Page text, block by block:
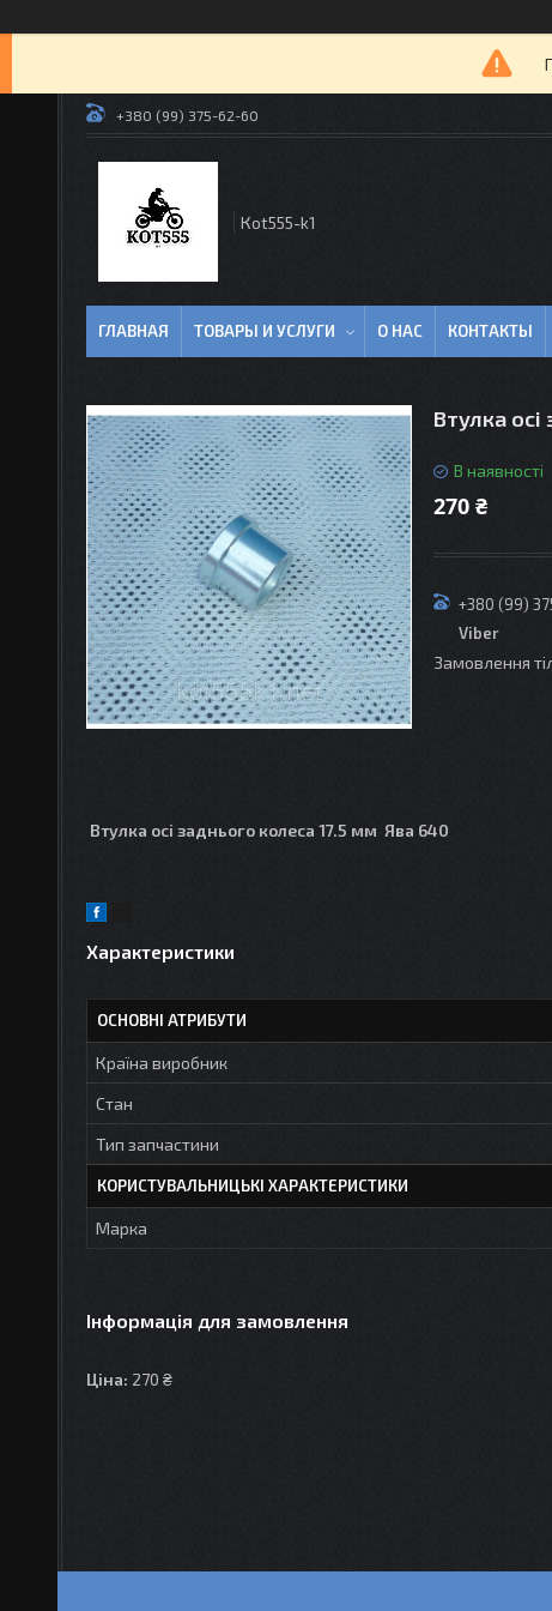
+380 (99) 375-62-60
Кot555-k1
ГЛАВНАЯ ТОВАРЫ И УСЛУГИ О НАС КОНТАКТЫ
Втулка
В наявності
270 ₴
+380 (99)
Viber
Замовлення
Втулка осі заднього колеса 17.5 мм Ява 640
Характеристики
ОСНОВНІ АТРИБУТИ
Країна виробник
Стан
Тип запчастини
КОРИСТУВАЛЬНИЦЬКІ ХАРАКТЕРИСТИКИ
Марка
Інформація для замовлення
Ціна: 270 ₴